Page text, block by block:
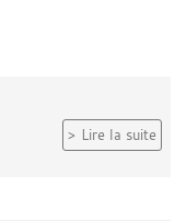
Lire la suite